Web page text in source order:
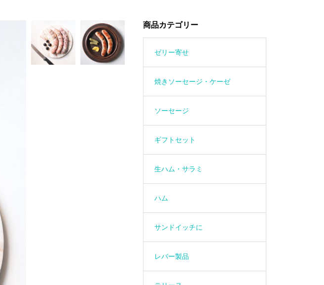
商品カテゴリー
ゼリー寄せ
焼きソーセージ・ケーゼ
ソーセージ
ギフトセット
生ハム・サラミ
ハム
サンドイッチに
レバー製品